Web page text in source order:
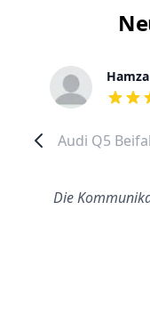
Hamza
out of
Audi Q5
Die